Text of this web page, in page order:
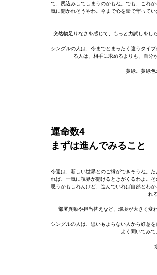
て、尻込みしてしまうのかもね。でも、これ
気に開かれそうやわ。今まで心を鎧で守って
突然物足りなさを感じて、もっと力試しをし
シングルの人は、今までとまったく違うタイ
る人は、相手に求めるよりも、自分
黄緑。黄緑色
運命数4
まずは進んでみること
今週は、新しい世界とのご縁ができそうね。
れば、一気に視界が開けるときがくるわよ。
思うかもしれんけど、進んでいれば自然とわ
れ
部署異動や担当替えなど、環境が大きく変
シングルの人は、思いもよらない人から好意
よく聞いてみ